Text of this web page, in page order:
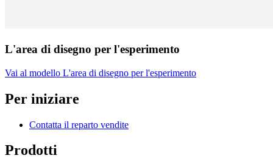
L'area di disegno per l'esperimento
Vai al modello L'area di disegno per l'esperimento
Per iniziare
Contatta il reparto vendite
Prodotti